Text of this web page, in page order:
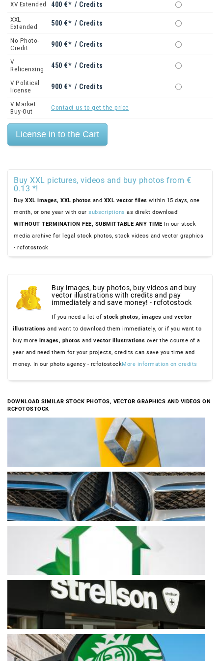
XV Extended 400 €* / Credits
XXL
Extended
500 €* / Credits
No Photo-
Credit
900 €* / Credits
V
Relicensing
450 €* / Credits
V Political
license
900 €* / Credits
V Market
Buy-Out
Contact us to get the price
Buy XXL pictures, videos and buy photos from €
0.13 *!
Buy XXL images, XXL photos and XXL vector files within 15 days, one
month, or one year with our subscriptions as direkt download!
WITHOUT TERMINATION FEE, SUBMITTABLE ANY TIME In our stock
media archive for legal stock photos, stock videos and vector graphics
- rcfotostock
Buy images, buy photos, buy videos and buy
vector illustrations with credits and pay
immediately and save money! - rcfotostock
If you need a lot of stock photos, images and vector
illustrations and want to download them immediately, or if you want to
buy more images, photos and vector illustrations over the course of a
year and need them for your projects, credits can save you time and
money. In our photo agency - rcfotostockMore information on credits
DOWNLOAD SIMILAR STOCK PHOTOS, VECTOR GRAPHICS AND VIDEOS ON
RCFOTOSTOCK